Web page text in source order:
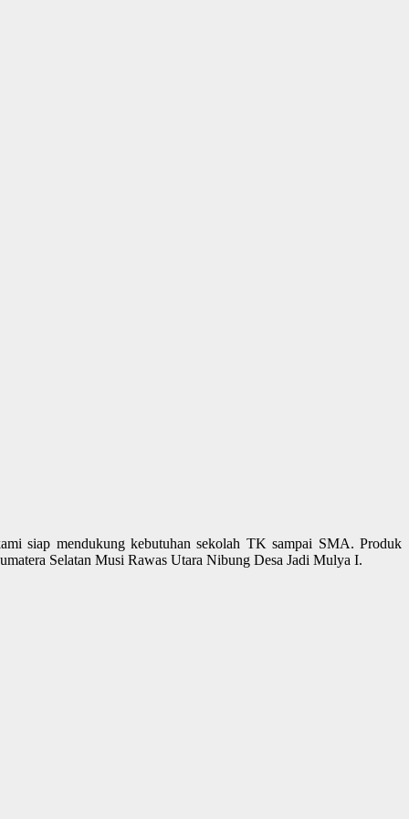
siap mendukung kebutuhan sekolah TK sampai SMA. Produk
Selatan Musi Rawas Utara Nibung Desa Jadi Mulya I.